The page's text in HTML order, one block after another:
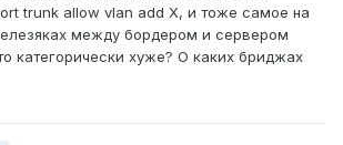
trunk allow vlan add X, и тоже самое на
между бордером и сервером
категорически хуже? О каких бриджах